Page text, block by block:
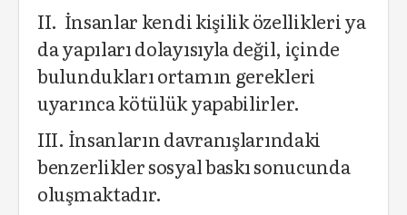
II. İnsanlar kendi kişilik özellikleri ya
da yapıları dolayısıyla değil, içinde
bulundukları ortamın gerekleri
uyarınca kötülük yapabilirler.
III. İnsanların davranışlarındaki
benzerlikler sosyal baskı sonucunda
oluşmaktadır.